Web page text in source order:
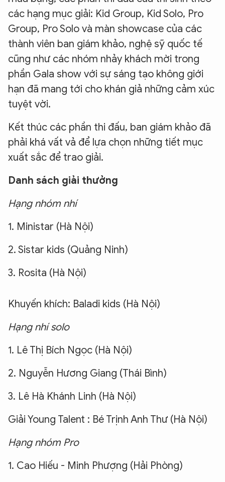
các hạng mục giải: Kid Group, Kid Solo, Pro
Group, Pro Solo và màn showcase của các
thành viên ban giám khảo, nghệ sỹ quốc tế
cũng như các nhóm nhảy khách mời trong
phần Gala show với sự sáng tạo không giới
hạn đã mang tới cho khán giả những cảm xúc
tuyệt vời.
Kết thúc các phần thi đấu, ban giám khảo đã
phải khá vất vả để lựa chọn những tiết mục
xuất sắc để trao giải.
Danh sách giải thưởng
Hạng nhóm nhí
1. Ministar (Hà Nội)
2. Sistar kids (Quảng Ninh)
3. Rosita (Hà Nội)
Khuyến khích: Baladi kids (Hà Nội)
Hạng nhí solo
1. Lê Thị Bích Ngọc (Hà Nội)
2. Nguyễn Hương Giang (Thái Bình)
3. Lê Hà Khánh Linh (Hà Nội)
Giải Young Talent : Bé Trịnh Anh Thư (Hà Nội)
Hạng nhóm Pro
1. Cao Hiếu - Minh Phượng (Hải Phòng)